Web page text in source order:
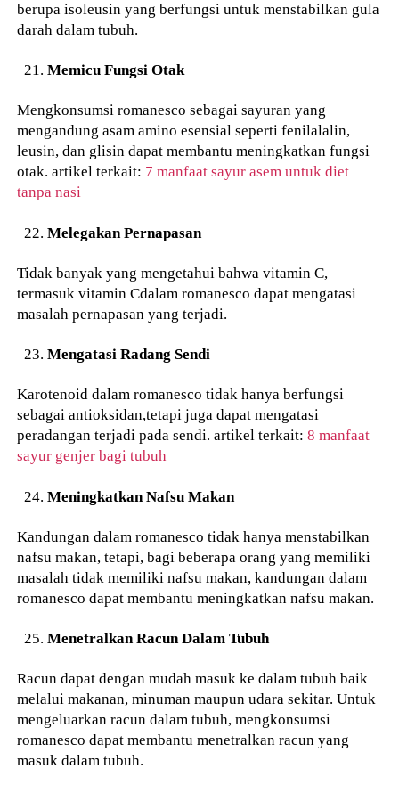
berupa isoleusin yang berfungsi untuk menstabilkan gula
darah dalam tubuh.
Memicu Fungsi Otak
Mengkonsumsi romanesco sebagai sayuran yang
mengandung asam amino esensial seperti fenilalalin,
leusin, dan glisin dapat membantu meningkatkan fungsi
otak. artikel terkait: 7 manfaat sayur asem untuk diet
tanpa nasi
Melegakan Pernapasan
Tidak banyak yang mengetahui bahwa vitamin C,
termasuk vitamin Cdalam romanesco dapat mengatasi
masalah pernapasan yang terjadi.
Mengatasi Radang Sendi
Karotenoid dalam romanesco tidak hanya berfungsi
sebagai antioksidan,tetapi juga dapat mengatasi
peradangan terjadi pada sendi. artikel terkait:8 manfaat
sayur genjer bagi tubuh
Meningkatkan Nafsu Makan
Kandungan dalam romanesco tidak hanya menstabilkan
nafsu makan, tetapi, bagi beberapa orang yang memiliki
masalah tidak memiliki nafsu makan, kandungan dalam
romanesco dapat membantu meningkatkan nafsu makan.
Menetralkan Racun Dalam Tubuh
Racun dapat dengan mudah masuk ke dalam tubuh baik
melalui makanan, minuman maupun udara sekitar. Untuk
mengeluarkan racun dalam tubuh, mengkonsumsi
romanesco dapat membantu menetralkan racun yang
masuk dalam tubuh.